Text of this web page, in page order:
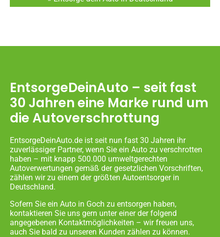
EntsorgeDeinAuto – seit fast
30 Jahren eine Marke rund um
die Autoverschrottung
EntsorgeDeinAuto.de ist seit nun fast 30 Jahren ihr
zuverlässiger Partner, wenn Sie ein Auto zu verschrotten
haben – mit knapp 500.000 umweltgerechten
Autoverwertungen gemäß der gesetzlichen Vorschriften,
zählen wir zu einem der größten Autoentsorger in
Deutschland.
Sofern Sie ein Auto in Goch zu entsorgen haben,
kontaktieren Sie uns gern unter einer der folgend
angegebenen Kontaktmöglichkeiten – wir freuen uns,
auch Sie bald zu unseren Kunden zählen zu können.